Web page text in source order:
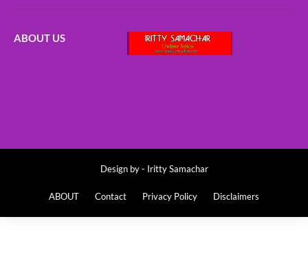
ABOUT US
Design by - Iritty Samachar
ABOUT Contact Privacy Policy Disclaimers